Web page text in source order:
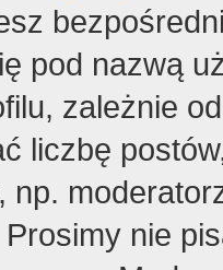
pod nazwą
zależnie
liczbę
np.
nie